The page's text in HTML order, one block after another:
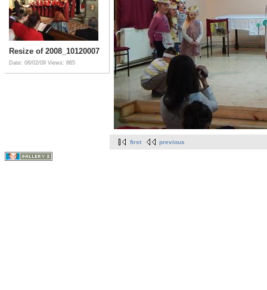
Resize of 2008_10120007
Date: 06/02/09 Views: 865
first previous